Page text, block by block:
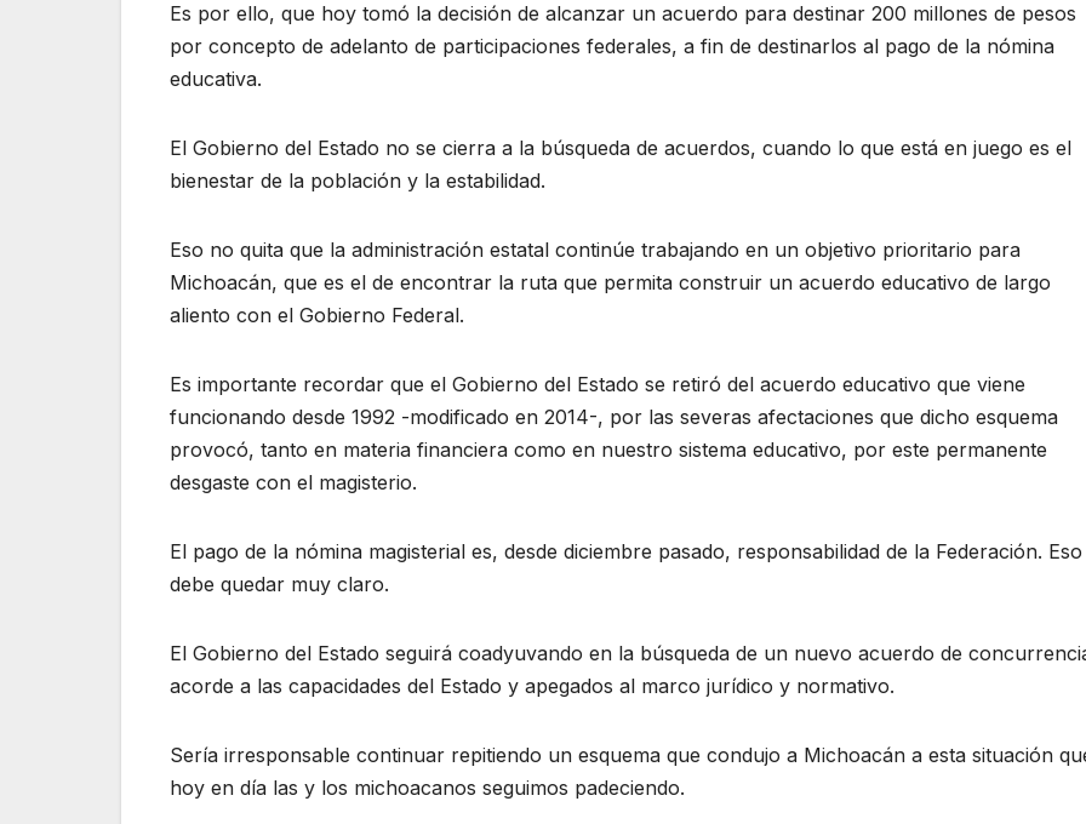
Es por ello, que hoy tomó la decisión de alcanzar un acuerdo para destinar 200 millones de pesos
por concepto de adelanto de participaciones federales, a fin de destinarlos al pago de la nómina
educativa.
El Gobierno del Estado no se cierra a la búsqueda de acuerdos, cuando lo que está en juego es el
bienestar de la población y la estabilidad.
Eso no quita que la administración estatal continúe trabajando en un objetivo prioritario para
Michoacán, que es el de encontrar la ruta que permita construir un acuerdo educativo de largo
aliento con el Gobierno Federal.
Es importante recordar que el Gobierno del Estado se retiró del acuerdo educativo que viene
funcionando desde 1992 -modificado en 2014-, por las severas afectaciones que dicho esquema
provocó, tanto en materia financiera como en nuestro sistema educativo, por este permanente
desgaste con el magisterio.
El pago de la nómina magisterial es, desde diciembre pasado, responsabilidad de la Federación. Eso
debe quedar muy claro.
El Gobierno del Estado seguirá coadyuvando en la búsqueda de un nuevo acuerdo de
acorde a las capacidades del Estado y apegados al marco jurídico y normativo.
Sería irresponsable continuar repitiendo un esquema que condujo a Michoacán a esta situación
hoy en día las y los michoacanos seguimos padeciendo.